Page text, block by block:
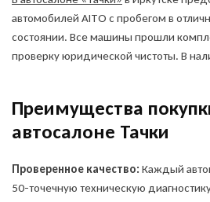
автомобилей AITO с пробегом в
состоянии. Все машины прошли
проверку юридической чистоты. В
Преимущества
автосалоне Тачки
Проверенное качество: Каждый
50-точечную техническую